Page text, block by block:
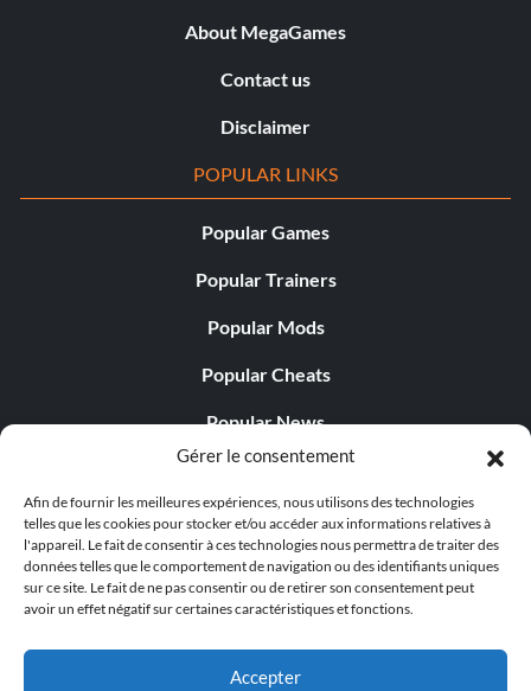
Gérer le consentement
Afin de fournir les meilleures expériences, nous utilisons des technologies
telles que les cookies pour stocker et/ou accéder aux informations relatives à
l'appareil. Le fait de consentir à ces technologies nous permettra de traiter des
données telles que le comportement de navigation ou des identifiants uniques
sur ce site. Le fait de ne pas consentir ou de retirer son consentement peut
avoir un effet négatif sur certaines caractéristiques et fonctions.
Accepter
About MegaGames
Contact us
Disclaimer
POPULAR LINKS
Popular Games
Popular Trainers
Popular Mods
Popular Cheats
Popular News
Popular Editorials
Popular Free Games
LATEST UPDATES